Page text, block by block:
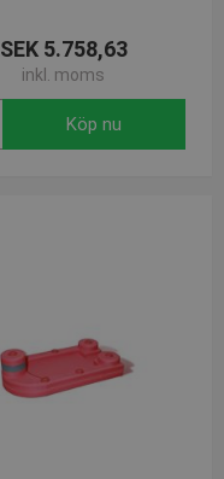
SEK 5.758,63
inkl. moms
Köp nu